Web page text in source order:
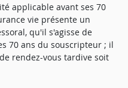
applicable avant ses 70
vie présente un
qu'il s'agisse de
70 ans du souscripteur ; il
rendez-vous tardive soit